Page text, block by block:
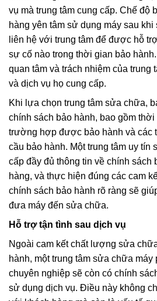
vụ mà trung tâm cung cấp. Chế độ
hàng yên tâm sử dụng máy sau
liên hệ với trung tâm để được hỗ
sự cố nào trong thời gian bảo
quan tâm và trách nhiệm của trung
và dịch vụ họ cung cấp.
Khi lựa chọn trung tâm sửa chữa,
chính sách bảo hành, bao gồm
trường hợp được bảo hành và các
cầu bảo hành. Một trung tâm uy tín
cấp đầy đủ thông tin về chính sách
hàng, và thực hiện đúng các cam
chính sách bảo hành rõ ràng sẽ
đưa máy đến sửa chữa.
Hỗ trợ tận tình sau dịch vụ
Ngoài cam kết chất lượng sửa
hành, một trung tâm sửa chữa máy
chuyên nghiệp sẽ còn có chính
sử dụng dịch vụ. Điều này không